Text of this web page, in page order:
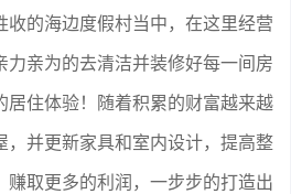
收的海边度假村当中，在这里经营
力亲为的去清洁并装修好每一间房
居住体验！随着积累的财富越来越
，并更新家具和室内设计，提高整
赚取更多的利润，一步步的打造出